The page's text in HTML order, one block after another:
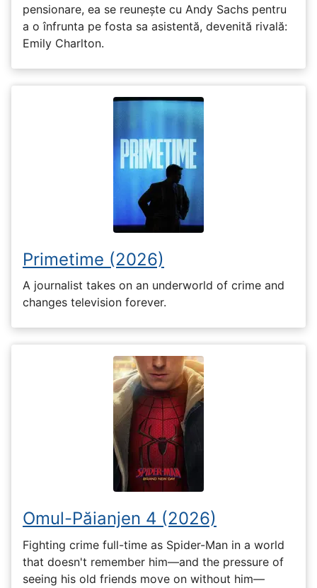
pensionare, ea se reunește cu Andy Sachs pentru
a o înfrunta pe fosta sa asistentă, devenită rivală:
Emily Charlton.
Primetime (2026)
A journalist takes on an underworld of crime and
changes television forever.
Omul-Păianjen 4 (2026)
Fighting crime full-time as Spider-Man in a world
that doesn't remember him—and the pressure of
seeing his old friends move on without him—